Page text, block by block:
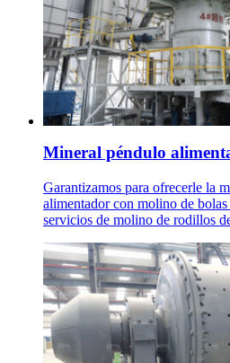
Mineral péndulo
Garantizamos para ofrecerle la
alimentador con molino de
servicios de molino de rodillos